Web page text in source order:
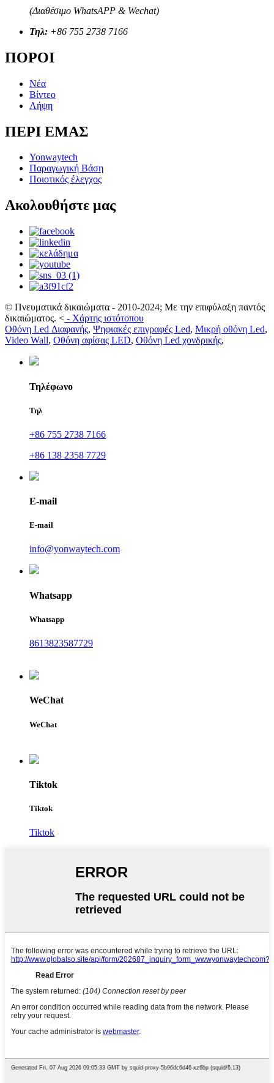
(Διαθέσιμο WhatsAPP & Wechat)
Τηλ: +86 755 2738 7166
ΠΟΡΟΙ
Νέα
Βίντεο
Λήψη
ΠΕΡΙ ΕΜΑΣ
Yonwaytech
Παραγωγική Βάση
Ποιοτικός έλεγχος
Ακολουθήστε μας
© Πνευματικά δικαιώματα - 2010-2024; Με την επιφύλαξη παντός
δικαιώματος. < - Χάρτης ιστότοπου
Οθόνη Led Διαφανής, Ψηφιακές επιγραφές Led, Μικρή οθόνη Led,
Video Wall, Οθόνη αφίσας LED, Οθόνη Led χονδρικής,
Τηλέφωνο
Τηλ
+86 755 2738 7166
+86 138 2358 7729
E-mail
E-mail
info@yonwaytech.com
Whatsapp
Whatsapp
8613823587729
WeChat
WeChat
Tiktok
Tiktok
Tiktok